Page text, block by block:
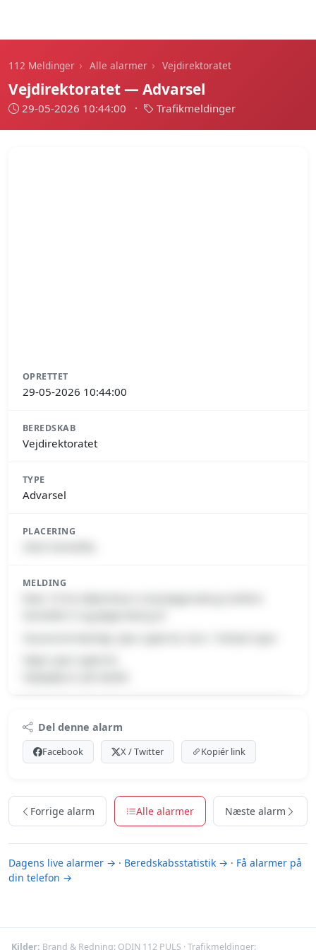
112 Meldinger › Alle alarmer › Vejdirektoratet
Vejdirektoratet — Advarsel
29-05-2026 10:44:00 · Trafikmeldinger
OPRETTET
29-05-2026 10:44:00
BEREDSKAB
Vejdirektoratet
TYPE
Advarsel
PLACERING
MELDING
Log ind med Premium for at se meldingen og kortet.
Del denne alarm
Facebook X / Twitter Kopiér link
Forrige alarm Alle alarmer Næste alarm
Dagens live alarmer → · Beredskabsstatistik → · Få alarmer på
din telefon →
Kilder: Brand & Redning: ODIN 112 PULS · Trafikmeldinger: